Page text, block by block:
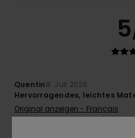
5
Quentin8. Juli 2026
Hervorragendes, leichtes
Original anzeigen - Français
Komfort: 5 Preis-